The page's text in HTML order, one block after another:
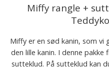
Miffy rangle +
Miffy er en sød kanin, som vi
den lille kanin. I denne
sutteklud. På sutteklud kan